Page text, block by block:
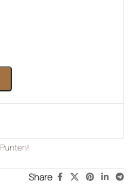
Punten!
Share